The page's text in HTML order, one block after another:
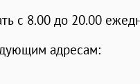
с 8.00 до 20.00
адресам: